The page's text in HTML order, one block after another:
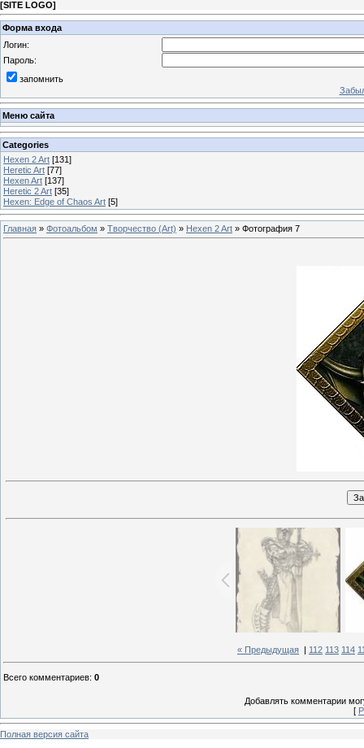
[SITE LOGO]
Форма входа
Логин:
Пароль:
запомнить
Меню сайта
Categories
Hexen 2 Art [131]
Heretic Art [77]
Hexen Art [137]
Heretic 2 Art [35]
Hexen: Edge of Chaos Art [5]
Главная » Фотоальбом » Творчество (Art) » Hexen 2 Art » Фотография 7
« Предыдущая 112 113 114
Всего комментариев: 0
Добавлять комментарии
[
Полная версия сайта